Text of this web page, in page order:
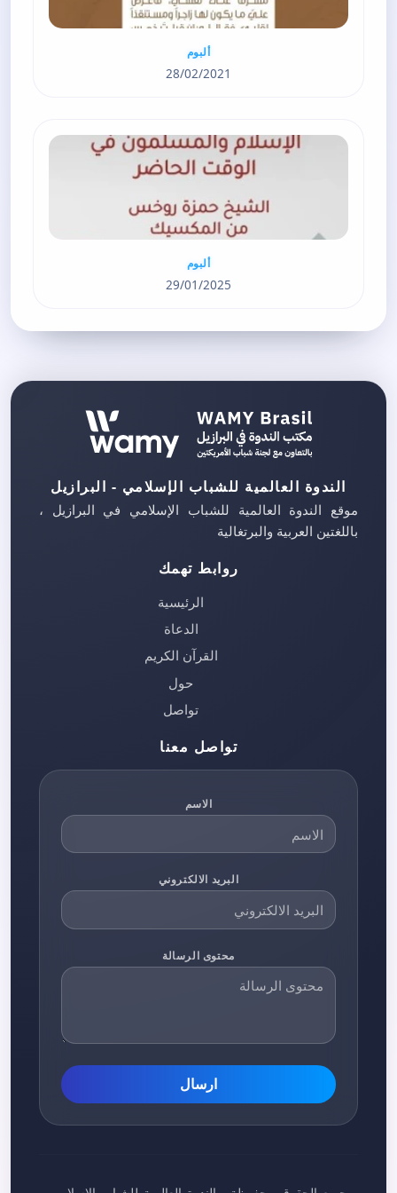
ألبوم
28/02/2021
ألبوم
29/01/2025
الندوة العالمية للشباب الإسلامي - البرازيل
موقع الندوة العالمية للشباب الإسلامي في البرازيل ،
باللغتين العربية والبرتغالية
روابط تهمك
الرئيسية
الدعاة
القرآن الكريم
حول
تواصل
تواصل معنا
الاسم
البريد الالكتروني
محتوى الرسالة
ارسال